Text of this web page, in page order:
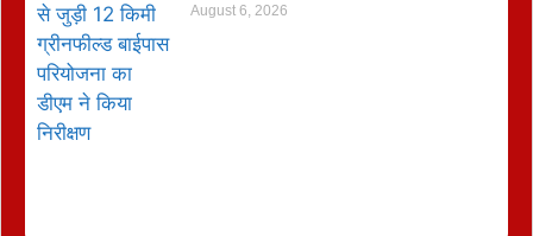
August 6, 2026